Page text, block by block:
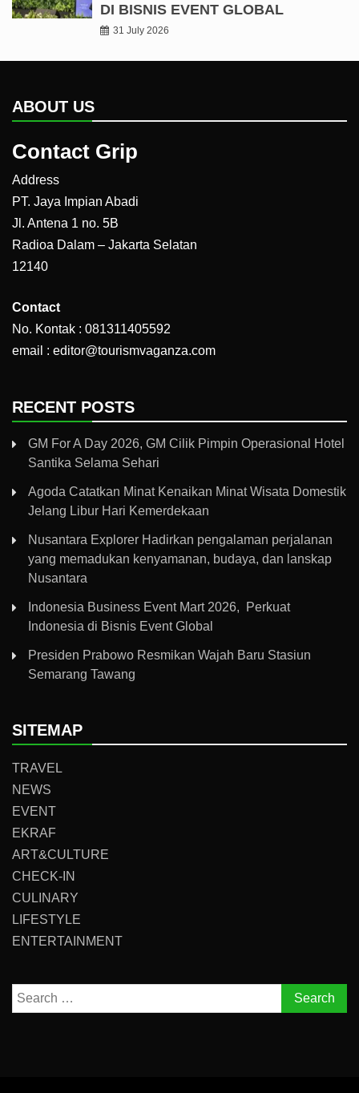
DI BISNIS EVENT GLOBAL
31 July 2026
ABOUT US
Contact Grip
Address
PT. Jaya Impian Abadi
Jl. Antena 1 no. 5B
Radioa Dalam – Jakarta Selatan
12140
Contact
No. Kontak : 081311405592
email : editor@tourismvaganza.com
RECENT POSTS
GM For A Day 2026, GM Cilik Pimpin Operasional Hotel
Santika Selama Sehari
Agoda Catatkan Minat Kenaikan Minat Wisata Domestik
Jelang Libur Hari Kemerdekaan
Nusantara Explorer Hadirkan pengalaman perjalanan
yang memadukan kenyamanan, budaya, dan lanskap
Nusantara
Indonesia Business Event Mart 2026, Perkuat
Indonesia di Bisnis Event Global
Presiden Prabowo Resmikan Wajah Baru Stasiun
Semarang Tawang
SITEMAP
TRAVEL
NEWS
EVENT
EKRAF
ART&CULTURE
CHECK-IN
CULINARY
LIFESTYLE
ENTERTAINMENT
Search
for: